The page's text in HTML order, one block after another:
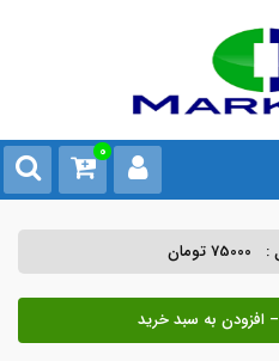
0
: 75000 تومان